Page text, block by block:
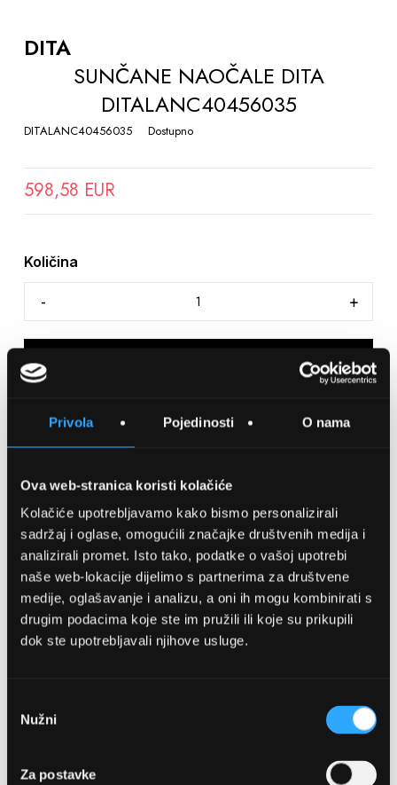
Privola Pojedinosti O nama
Ova web-stranica koristi kolačiće
Kolačiće upotrebljavamo kako bismo personalizirali
sadržaj i oglase, omogućili značajke društvenih medija i
analizirali promet. Isto tako, podatke o vašoj upotrebi
naše web-lokacije dijelimo s partnerima za društvene
medije, oglašavanje i analizu, a oni ih mogu kombinirati s
drugim podacima koje ste im pružili ili koje su prikupili
dok ste upotrebljavali njihove usluge.
pristanka
Nužni
Za postavke
THE
BEGINNING
GALLERY
DITA
SUNČANE NAOČALE DITA
DITALANC40456035
DITALANC40456035 Dostupno
598,58 EUR
Količina
SPREMITE NA LISTU ŽELJA
Detalji
Podijeli s prijateljima